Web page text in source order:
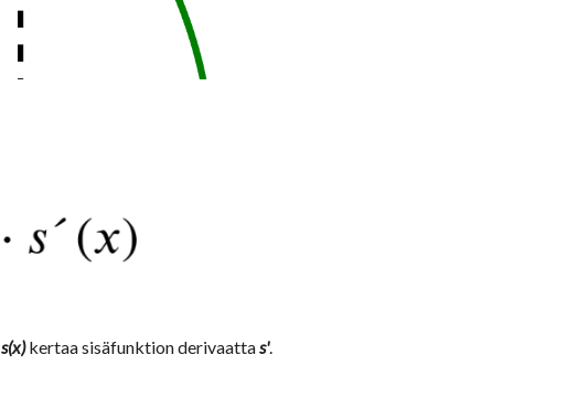
s(x) kertaa sisäfunktion derivaatta s'.